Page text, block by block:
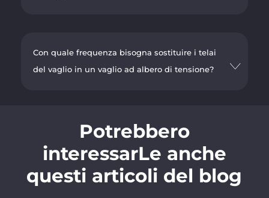
Con quale frequenza bisogna sostituire i telai
del vaglio in un vaglio ad albero di tensione?
Potrebbero
interessarLe anche
questi articoli del blog